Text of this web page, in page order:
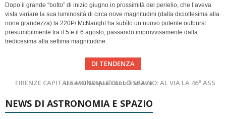
Dopo il grande “botto” di inizio giugno in prossimità del perielio, che l’aveva
vista variare la sua luminosità di circa nove magnitudini (dalla diciottesima alla
nona grandezza) la 220P/ McNaught ha subìto un nuovo potente outburst
presumibilmente tra il 5 e il 6 agosto, passando improvvisamente dalla
tredicesima alla settima magnitudine.
DI TENDENZA
FIRENZE CAPITALE MONDIALE DELLO SPAZIO: AL VIA LA 46ª ASSEMBLEA SCIENTIFICA DEL COSPAR
Cielo del Mese di Agosto 2026
NEWS DI ASTRONOMIA E SPAZIO